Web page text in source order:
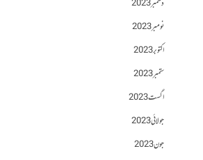
دسمبر 2023
نومبر 2023
اکتوبر 2023
ستمبر 2023
اگست 2023
جولائی 2023
جون 2023